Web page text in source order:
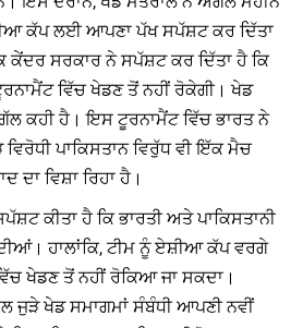
ਕੱਪ ਲਈ ਆਪਣਾ ਪੱਖ ਸਪੱਸ਼ਟ ਕਰ ਦਿੱਤਾ
ਕੇਂਦਰ ਸਰਕਾਰ ਨੇ ਸਪੱਸ਼ਟ ਕਰ ਦਿੱਤਾ ਹੈ ਕਿ
ਵਿੱਚ ਖੇਡਣ ਤੋਂ ਨਹੀਂ ਰੋਕੇਗੀ। ਖੇਡ
ਕਹੀ ਹੈ। ਇਸ ਟੂਰਨਾਮੈਂਟ ਵਿੱਚ ਭਾਰਤ ਨੇ
ਪਾਕਿਸਤਾਨ ਵਿਰੁੱਧ ਵੀ ਇੱਕ ਮੈਚ
ਦਾ ਵਿਸ਼ਾ ਰਿਹਾ ਹੈ।
ਕੀਤਾ ਹੈ ਕਿ ਭਾਰਤੀ ਅਤੇ ਪਾਕਿਸਤਾਨੀ
ਹਾਲਾਂਕਿ, ਟੀਮ ਨੂੰ ਏਸ਼ੀਆ ਕੱਪ ਵਰਗੇ
ਖੇਡਣ ਤੋਂ ਨਹੀਂ ਰੋਕਿਆ ਜਾ ਸਕਦਾ।
ਜੁੜੇ ਖੇਡ ਸਮਾਗਮਾਂ ਸੰਬੰਧੀ ਆਪਣੀ ਨਵੀਂ